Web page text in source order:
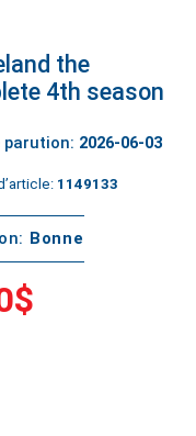
the
4th season
parution: 2026-06-03
1149133
Bonne